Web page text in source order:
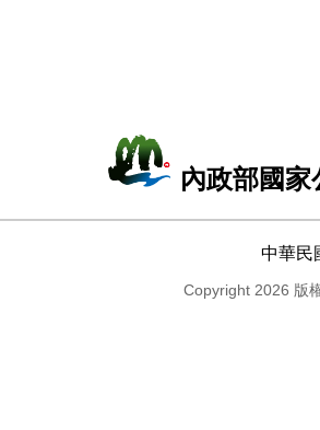
內政部國
中華民
Copyright 2026 版